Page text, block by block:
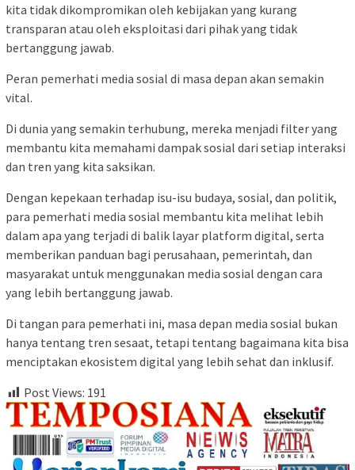
kita tidak dikompromikan oleh kebijakan yang kurang
transparan atau oleh eksploitasi dari pihak yang tidak
bertanggung jawab.
Peran pemerhati media sosial di masa depan akan semakin
vital.
Di dunia yang semakin terhubung, mereka menjadi filter yang
membantu kita memahami dampak sosial dari setiap interaksi
dan tren yang kita saksikan.
Dengan kepekaan terhadap isu-isu budaya, sosial, dan politik,
para pemerhati media sosial membantu kita melihat lebih
dalam apa yang terjadi di balik layar platform digital, serta
memberikan panduan bagi perusahaan, pemerintah, dan
masyarakat untuk menggunakan media sosial dengan cara
yang lebih bertanggung jawab.
Di tangan para pemerhati ini, masa depan media sosial bukan
hanya tentang tren sesaat, tetapi tentang bagaimana kita bisa
menciptakan ekosistem digital yang lebih sehat dan inklusif.
Post Views: 191